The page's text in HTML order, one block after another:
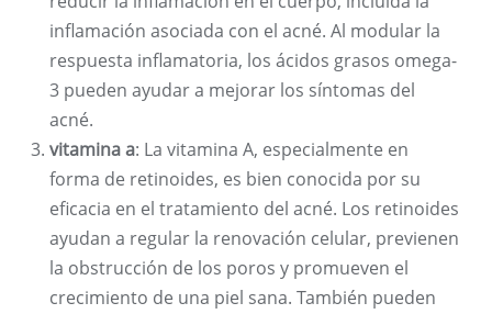
inflamación asociada con el acné. Al modular la
respuesta inflamatoria, los ácidos grasos omega-
3 pueden ayudar a mejorar los síntomas del
acné.
vitamina a: La vitamina A, especialmente en
forma de retinoides, es bien conocida por su
eficacia en el tratamiento del acné. Los retinoides
ayudan a regular la renovación celular, previenen
la obstrucción de los poros y promueven el
crecimiento de una piel sana. También pueden